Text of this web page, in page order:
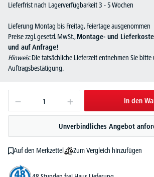
Lieferfrist nach Lagerverfügbarkeit 3 - 5 Wochen
Lieferung Montag bis Freitag, Feiertage ausgenommen
Preise zzgl. gesetzl. MwSt.,Montage- und
und auf Anfrage!
Hinweis: Die tatsächliche Lieferzeit entnehmen Sie bitte
Auftragsbestätigung.
In den
Unverbindliches Angebot
Auf den Merkzettel Zum Vergleich hinzufügen